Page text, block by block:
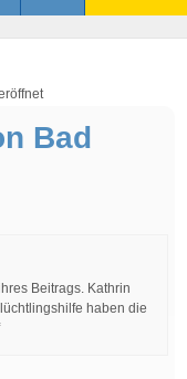
Bad
Beitrags. Kathrin
haben die